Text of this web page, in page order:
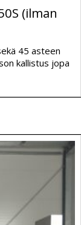
(ilman
45 asteen
kallistus jopa